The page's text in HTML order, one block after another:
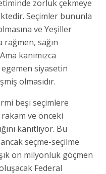
zorluk çekmeye
Seçimler bununla
ve Yeşiller
rağmen, sağın
kanımızca
siyasetin
olmasıdır.
beşi seçimlere
ve önceki
kanıtlıyor. Bu
seçme-seçilme
on milyonluk göçmen
Federal